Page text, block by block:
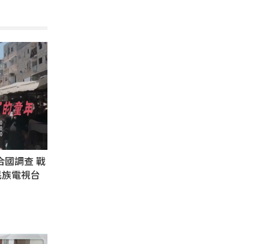
國調查 戰
電視台